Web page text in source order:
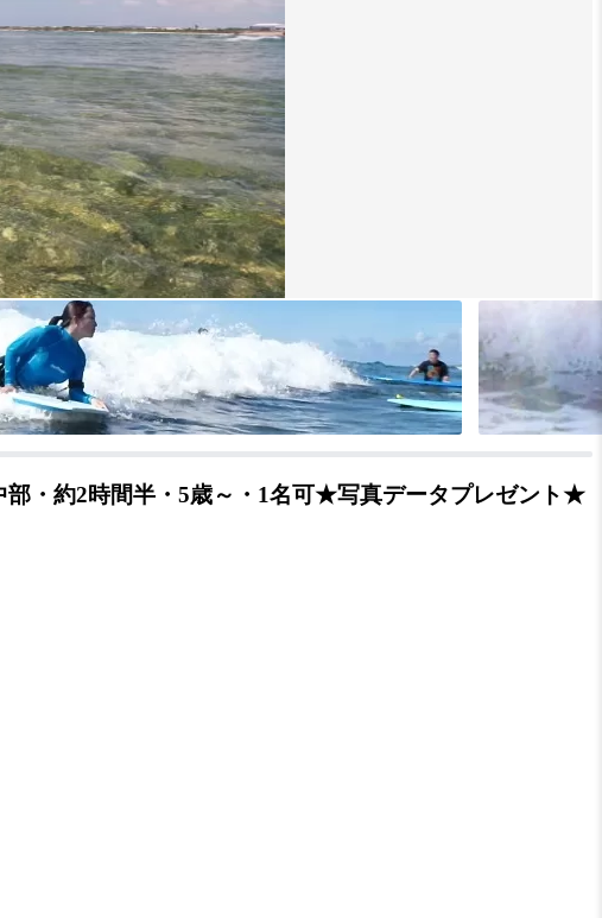
・約2時間半・5歳～・1名可★写真データプレゼント★